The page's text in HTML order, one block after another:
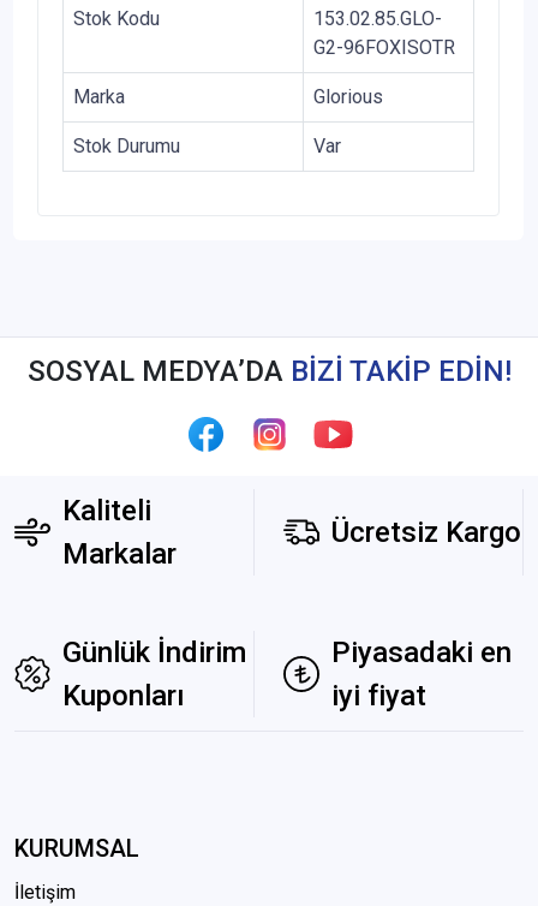
Stok Kodu
153.02.85.GLO-
G2-96FOXISOTR
Marka Glorious
Stok Durumu Var
SOSYAL MEDYA’DA BİZİ TAKİP EDİN!
Kaliteli
Markalar
Ücretsiz Kargo
Günlük İndirim
Kuponları
Piyasadaki en
iyi fiyat
KURUMSAL
İletişim